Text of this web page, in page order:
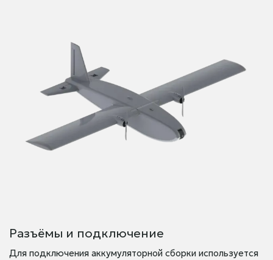
Разъёмы и подключение
Для подключения аккумуляторной сборки используется